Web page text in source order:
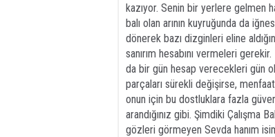
kazıyor. Senin bir yerlere gelmen
balı olan arının kuyruğunda da
dönerek bazı dizginleri eline
sanırım hesabını vermeleri
da bir gün hesap verecekleri gün
parçaları sürekli değişirse,
onun için bu dostluklara fazla
arandığınız gibi. Şimdiki Çalışma
gözleri görmeyen Sevda hanım